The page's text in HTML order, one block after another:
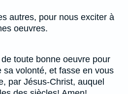
autres, pour nous exciter à
oeuvres.
toute bonne oeuvre pour
sa volonté, et fasse en vous
par Jésus-Christ, auquel